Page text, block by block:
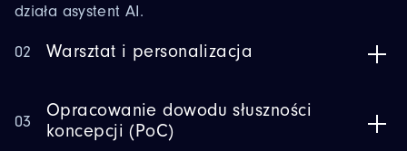
działa asystent AI.
02 Warsztat i personalizacja
03
Opracowanie dowodu słuszności
koncepcji (PoC)